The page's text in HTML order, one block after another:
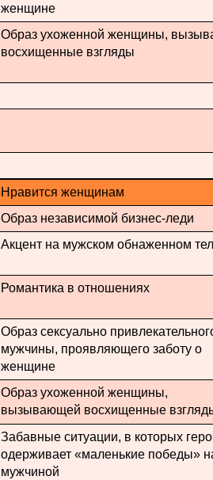
женщине
Образ ухоженной женщины,
восхищенные взгляды
Нравится женщинам
Образ независимой бизнес-леди
Акцент на мужском обнаженном
Романтика в отношениях
Образ сексуально
мужчины, проявляющего заботу о
женщине
Образ ухоженной женщины,
вызывающей восхищенные
Забавные ситуации, в которых
одерживает «маленькие победы»
мужчиной